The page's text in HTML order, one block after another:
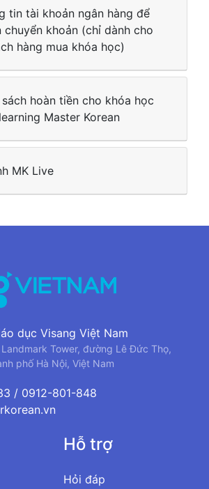
tin tài khoản ngân hàng để
chuyển khoản (chỉ dành cho
hàng mua khóa học)
sách hoàn tiền cho khóa học
Master Korean
MK Live
dục Visang Việt Nam
Tower, đường Lê Đức Thọ,
phố Hà Nội, Việt Nam
/ 0912-801-848
Hỗ trợ
Hỏi đáp